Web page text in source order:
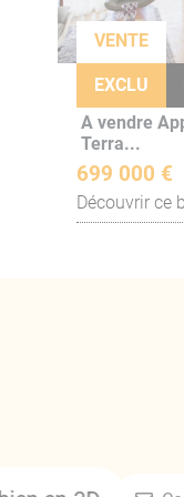
VENTE
EXCLU
A vendre
Terra...
699 000 €
Découvrir ce